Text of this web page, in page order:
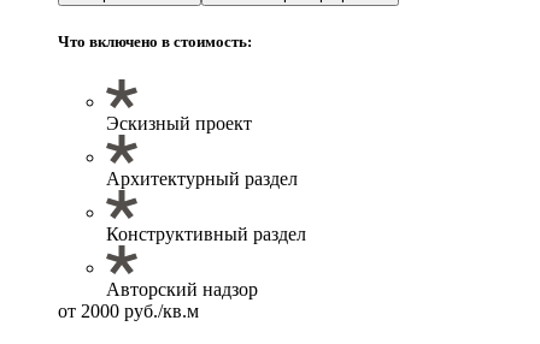
Что включено в стоимость:
Эскизный проект
Архитектурный раздел
Конструктивный раздел
Авторский надзор
от 2000 руб./кв.м